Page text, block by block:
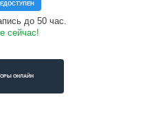
до 50 час.
сейчас!
ОНЛАЙН